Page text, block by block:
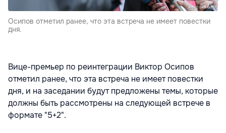
Осипов отметил ранее, что эта встреча не имеет повестки
дня.
Вице-премьер по реинтеграции Виктор Осипов
отметил ранее, что эта встреча не имеет повестки
дня, и на заседании будут предложены темы, которые
должны быть рассмотрены на следующей встрече в
формате "5+2".